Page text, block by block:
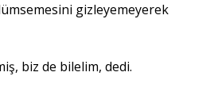
Ankara Analizgizleyemeyerek
biz de bilelim, dedi.